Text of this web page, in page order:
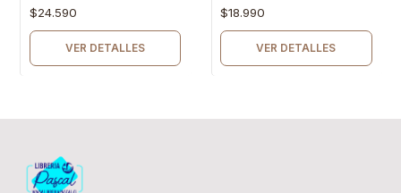
$24.590
VER DETALLES
$18.990
VER DETALLES